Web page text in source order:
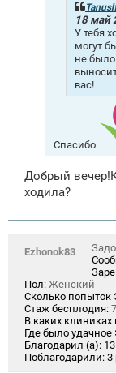
18 май
У тебя
могут
не
вас!
Спасибо
Добрый
ходила?
Ezhonok83
Пол: Женский
Сколько попыток
Стаж бесплодия:
В каких
Где было
Благодарил (а):
Поблагодарили: 3